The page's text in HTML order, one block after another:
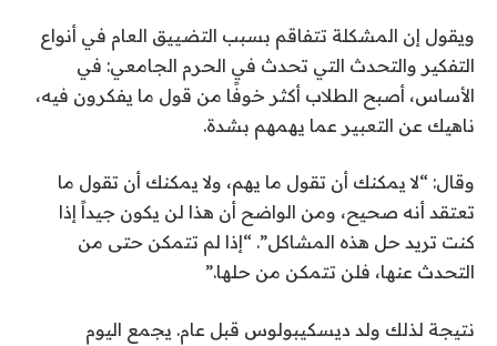
ويقول إن المشكلة تتفاقم بسبب التضييق العام في أنواع
التفكير والتحدث التي تحدث في الحرم الجامعي: في
الأساس، أصبح الطلاب أكثر خوفًا من قول ما يفكرون فيه،
ناهيك عن التعبير عما يهمهم بشدة.
وقال: “لا يمكنك أن تقول ما يهم، ولا يمكنك أن تقول ما
تعتقد أنه صحيح، ومن الواضح أن هذا لن يكون جيداً إذا
كنت تريد حل هذه المشاكل”. “إذا لم تتمكن حتى من
التحدث عنها، فلن تتمكن من حلها.”
نتيجة لذلك ولد ديسكيبولوس قبل عام. يجمع اليوم